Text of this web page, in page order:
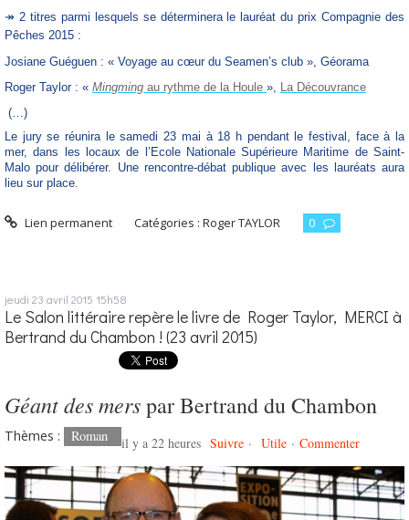
↠ 2 titres parmi lesquels se déterminera le lauréat du prix Compagnie des
Pêches 2015 :
Josiane Guéguen : « Voyage au cœur du Seamen’s club », Géorama
Roger Taylor : « Mingming au rythme de la Houle », La Découvrance
(…)
Le jury se réunira le samedi 23 mai à 18 h pendant le festival, face à la
mer, dans les locaux de l’Ecole Nationale Supérieure Maritime de Saint-
Malo pour délibérer. Une rencontre-débat publique avec les lauréats aura
lieu sur place.
Lien permanent Catégories :Roger TAYLOR 0
jeudi 23 avril 2015 15h58
Le Salon littéraire repère le livre de Roger Taylor, MERCI à
Bertrand du Chambon ! (23 avril 2015)
Géant des merspar Bertrand du Chambon
Thèmes : Roman il y a 22 heures Suivre · Utile · Commenter